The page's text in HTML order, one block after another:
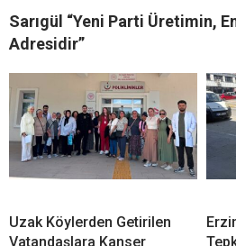
Sarıgül “Yeni Parti Üretimin,
Adresidir”
Uzak Köylerden Getirilen
Vatandaşlara Kanser